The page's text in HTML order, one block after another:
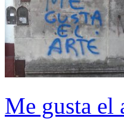
Me gusta el